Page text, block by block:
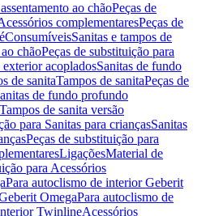
ao chãoPeças de
complementaresPeças de
ConsumíveisSanitas e tampos de
chãoPeças de substituição para
acopladosSanitas de fundo
de sanitaTampos de sanitaPeças de
de fundo profundo
de sanita versão
para Sanitas para criançasSanitas
Peças de substituição para
LigaçõesMaterial de
para Acessórios
Para autoclismo de interior Geberit
OmegaPara autoclismo de
TwinlineAcessórios